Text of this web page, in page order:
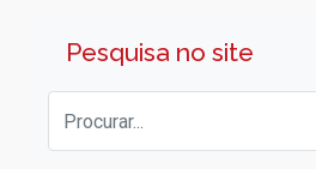
Pesquisa no site